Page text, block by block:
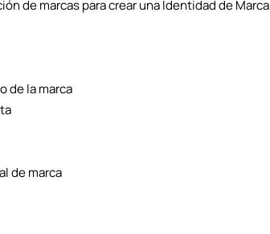
de marcas para crear una Identidad de Marca
de la marca
de marca